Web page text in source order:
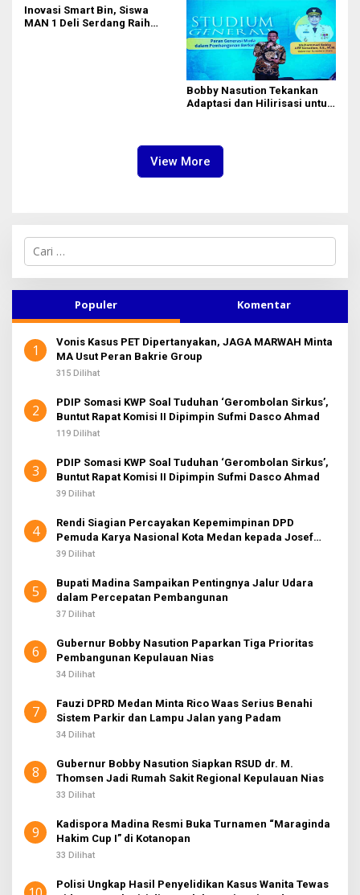
Indonesia
Inovasi Smart Bin, Siswa
MAN 1 Deli Serdang Raih
Bobby Nasution Tekankan
Adaptasi dan Hilirisasi untuk
View More
C
i
n
u
k
Populer Komentar
1
Vonis Kasus PET Dipertanyakan, JAGA MARWAH Minta
MA Usut Peran Bakrie Group
315 Dilihat
2
PDIP Somasi KWP Soal Tuduhan ‘Gerombolan Sirkus’,
Buntut Rapat Komisi II Dipimpin Sufmi Dasco Ahmad
119 Dilihat
3
PDIP Somasi KWP Soal Tuduhan ‘Gerombolan Sirkus’,
Buntut Rapat Komisi II Dipimpin Sufmi Dasco Ahmad
39 Dilihat
4
Rendi Siagian Percayakan Kepemimpinan DPD
Pemuda Karya Nasional Kota Medan kepada Josef
Sembiring
39 Dilihat
5
Bupati Madina Sampaikan Pentingnya Jalur Udara
dalam Percepatan Pembangunan
37 Dilihat
6
Gubernur Bobby Nasution Paparkan Tiga Prioritas
Pembangunan Kepulauan Nias
34 Dilihat
7
Fauzi DPRD Medan Minta Rico Waas Serius Benahi
Sistem Parkir dan Lampu Jalan yang Padam
34 Dilihat
8
Gubernur Bobby Nasution Siapkan RSUD dr. M.
Thomsen Jadi Rumah Sakit Regional Kepulauan Nias
33 Dilihat
9
Kadispora Madina Resmi Buka Turnamen “Maraginda
Hakim Cup I” di Kotanopan
33 Dilihat
Polisi Ungkap Hasil Penyelidikan Kasus Wanita Tewas